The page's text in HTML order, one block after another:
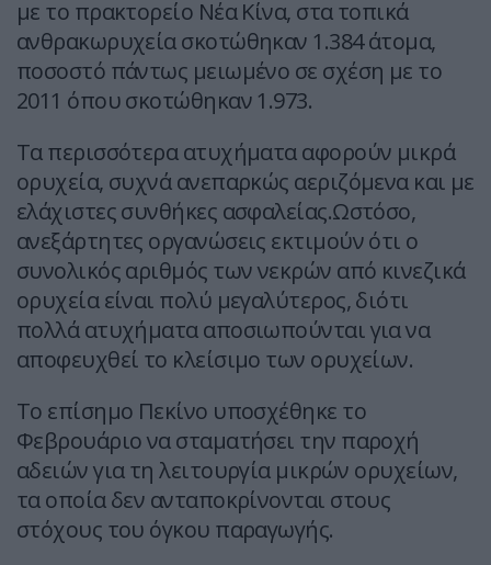
με το πρακτορείο Νέα Κίνα, στα τοπικά
ανθρακωρυχεία σκοτώθηκαν 1.384 άτομα,
ποσοστό πάντως μειωμένο σε σχέση με το
2011 όπου σκοτώθηκαν 1.973.
Τα περισσότερα ατυχήματα αφορούν μικρά
ορυχεία, συχνά ανεπαρκώς αεριζόμενα και με
ελάχιστες συνθήκες ασφαλείας.Ωστόσο,
ανεξάρτητες οργανώσεις εκτιμούν ότι ο
συνολικός αριθμός των νεκρών από κινεζικά
ορυχεία είναι πολύ μεγαλύτερος, διότι
πολλά ατυχήματα αποσιωπούνται για να
αποφευχθεί το κλείσιμο των ορυχείων.
Το επίσημο Πεκίνο υποσχέθηκε το
Φεβρουάριο να σταματήσει την παροχή
αδειών για τη λειτουργία μικρών ορυχείων,
τα οποία δεν ανταποκρίνονται στους
στόχους του όγκου παραγωγής.